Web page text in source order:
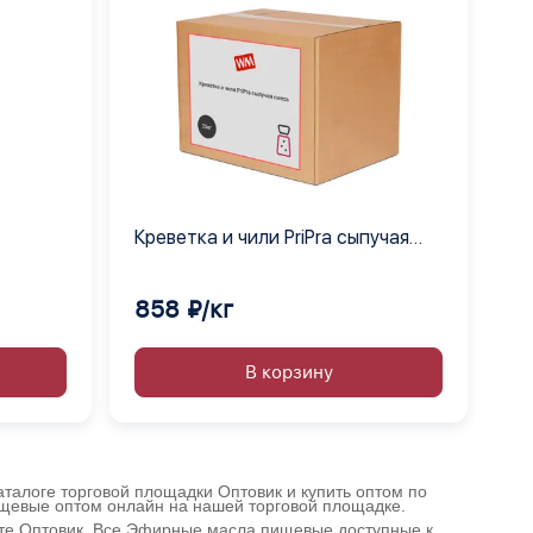
Креветка и чили PriPra сыпучая
858 ₽/кг
В корзину
торговой площадки Оптовик и купить оптом по
оптом онлайн на нашей торговой площадке.